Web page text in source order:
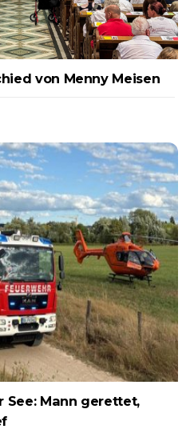
von Menny Meisen
See: Mann gerettet,